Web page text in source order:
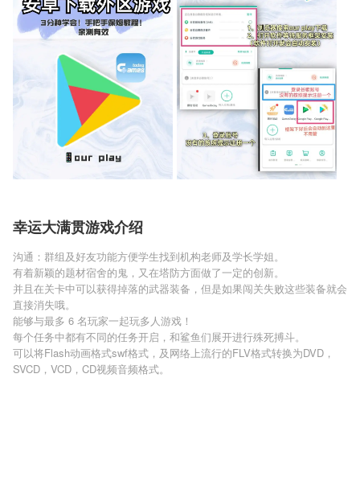
幸运大满贯游戏介绍
沟通：群组及好友功能方便学生找到机构老师及学长学姐。
有着新颖的题材宿舍的鬼，又在塔防方面做了一定的创新。
并且在关卡中可以获得掉落的武器装备，但是如果闯关失败这些装备就会
直接消失哦。
能够与最多 6 名玩家一起玩多人游戏！
每个任务中都有不同的任务开启，和鲨鱼们展开进行殊死搏斗。
可以将Flash动画格式swf格式，及网络上流行的FLV格式转换为DVD，
SVCD，VCD，CD视频音频格式。